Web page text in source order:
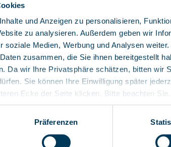
und Anzeigen zu personalisieren,
zu analysieren. Außerdem geben wir
soziale Medien, Werbung und Analysen
zusammen, die Sie ihnen bereitgestellt
Da wir Ihre Privatsphäre schätzen, bitten wir
Sie können Ihre Einwilligung später
Ecke der Seite klicken. Bitte beachten
in den USA kein angemessenes
können z.B. unter bestimmten
auf Art. 49 DSGVO. Nach Umsetzung der
Präferenzen
parantavat
jolloin henkilöstölle jää
sekä
lisää!